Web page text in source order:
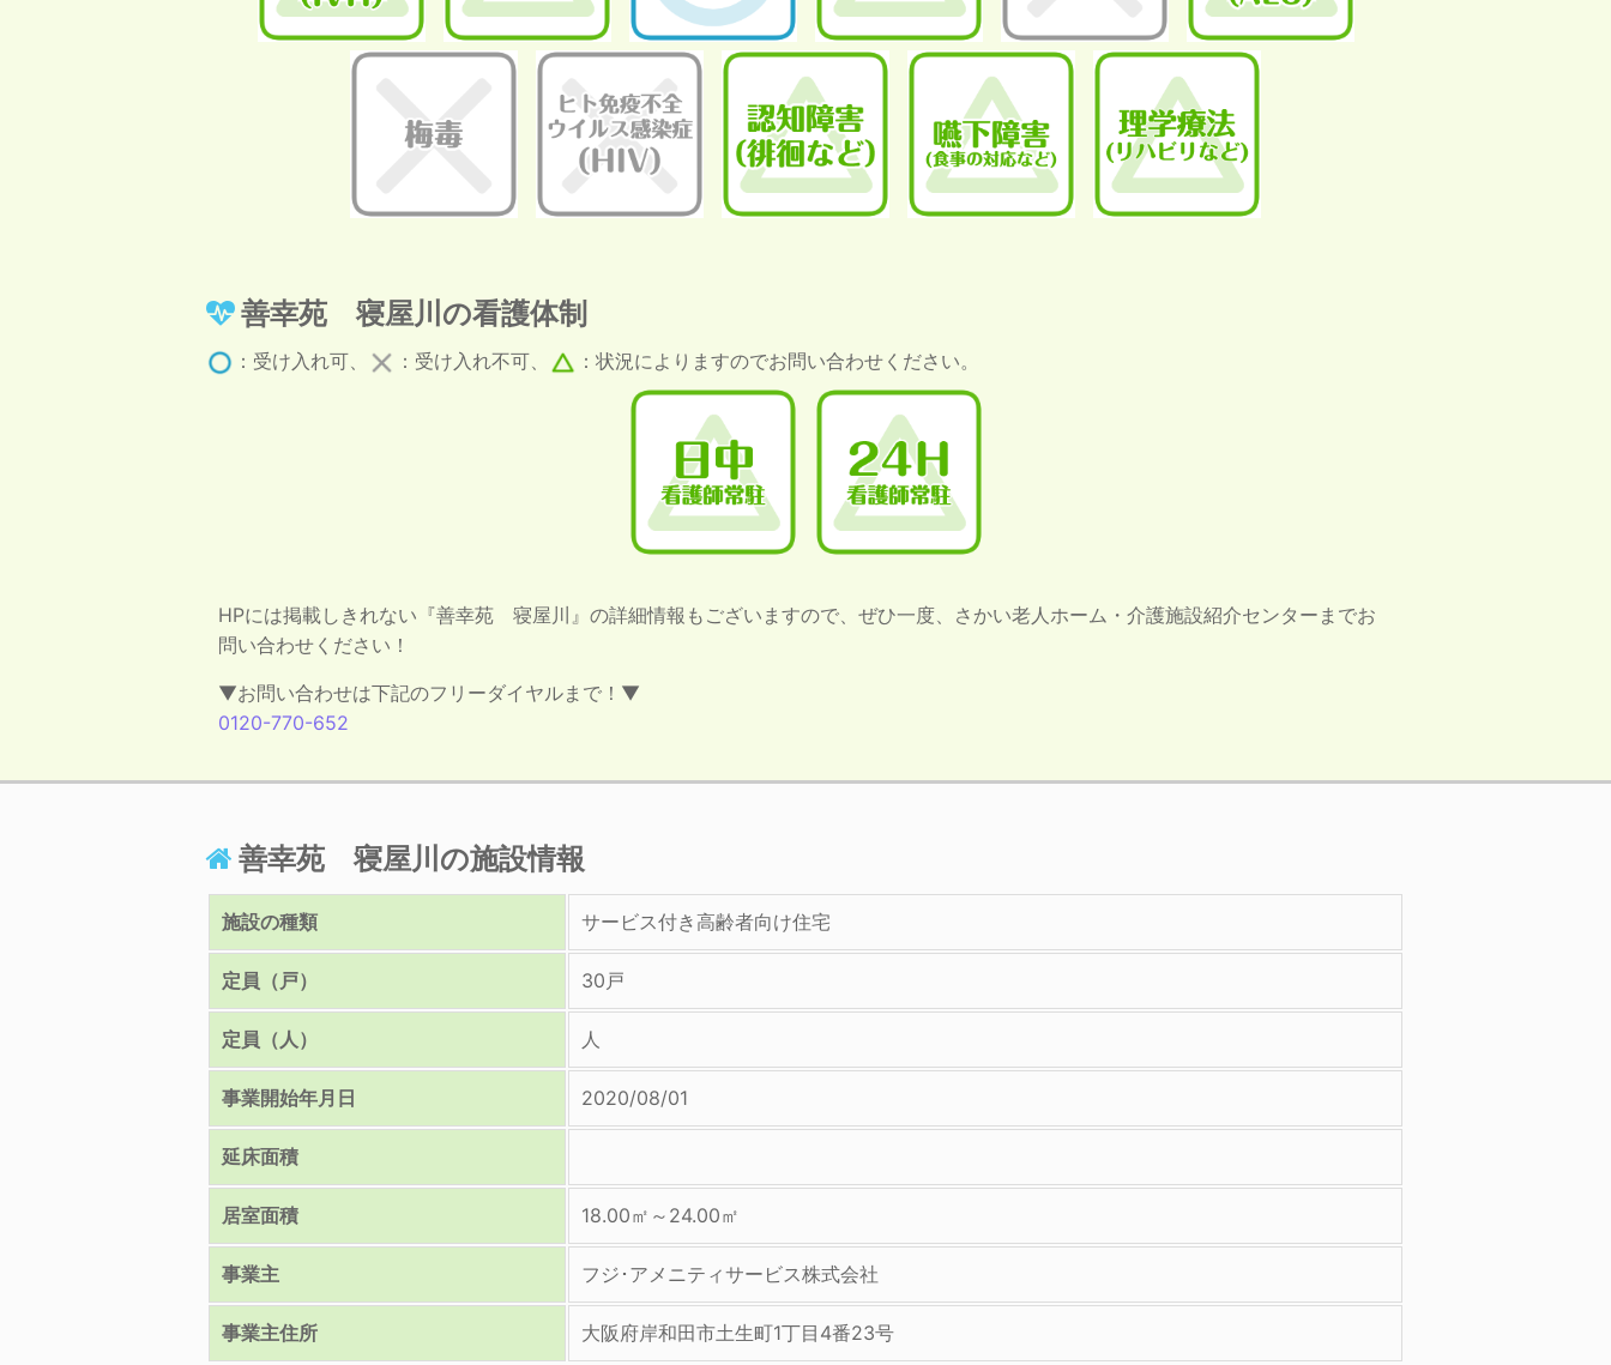
善幸苑 寝屋川の看護体制
：受け入れ可、 ：受け入れ不可、 ：状況によりますのでお問い合わせください。
HPには掲載しきれない『善幸苑 寝屋川』の詳細情報もございますので、ぜひ一度、さかい老人ホーム・介護施設紹介センターまでお
問い合わせください！
▼お問い合わせは下記のフリーダイヤルまで！▼
0120-770-652
善幸苑 寝屋川の施設情報
施設の種類 サービス付き高齢者向け住宅
定員（戸） 30戸
定員（人） 人
事業開始年月日 2020/08/01
延床面積
居室面積 18.00㎡～24.00㎡
事業主 フジ･アメニティサービス株式会社
事業主住所 大阪府岸和田市土生町1丁目4番23号